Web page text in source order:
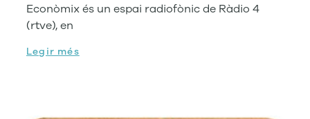
Econòmix és un espai radiofònic de Ràdio 4
(rtve), en
Legir més